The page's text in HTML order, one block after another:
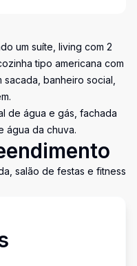
um suíte, living com 2
tipo americana com
banheiro social,
de água e gás, fachada
água da chuva.
salão de festas e fitness